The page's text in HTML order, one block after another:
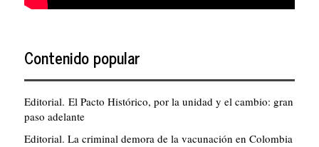
Contenido popular
Editorial. El Pacto Histórico, por la unidad y el cambio: gran
paso adelante
Editorial. La criminal demora de la vacunación en Colombia